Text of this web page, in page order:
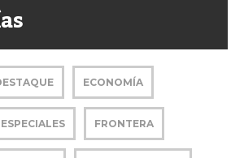
ECONOMÍA
ESPECIALES FRONTERA